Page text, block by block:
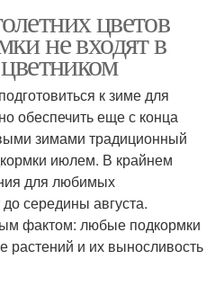
цветов
не входят в
к зиме для
обеспечить еще с конца
зимами традиционный
июлем. В крайнем
для любимых
середины августа.
фактом: любые подкормки
растений и их выносливость